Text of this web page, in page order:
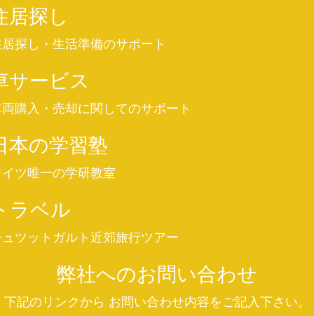
居探し
探し・ 生活準備のサポート
サービス
購入・売却に関してのサポート
本の学習塾
ツ唯一の学研教室
ラベル
ツットガルト近郊旅行ツアー
弊社へのお問い合わせ
下記のリンクから お問い合わせ内容をご記入下さい。